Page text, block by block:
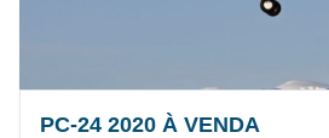
PC-24 2020 À VENDA